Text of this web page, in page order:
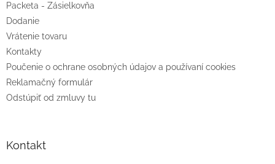
Packeta - Zásielkovňa
Dodanie
Vrátenie tovaru
Kontakty
Poučenie o ochrane osobných údajov a používaní cookies
Reklamačný formulár
Odstúpiť od zmluvy tu
Kontakt